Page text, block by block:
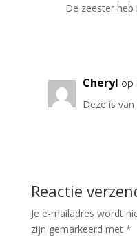
De zeester
Cheryl op
Deze is
Reactie
Je e-mailadres wordt
zijn gemarkeerd met *